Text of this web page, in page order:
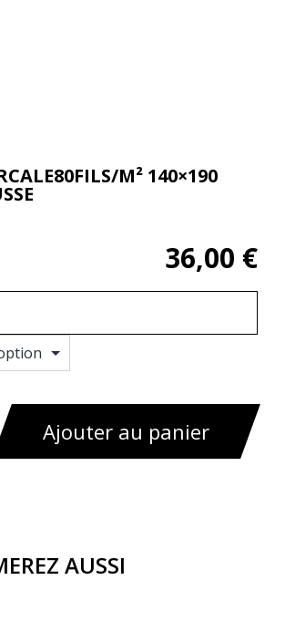
M² 140×190
36,00 €
Ajouter au panier
AUSSI